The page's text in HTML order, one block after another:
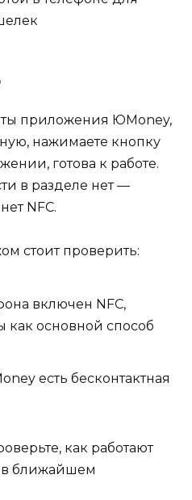
приложения ЮMoney,
нажимаете кнопку
готова к работе.
в разделе нет —
NFC.
стоит проверить:
включен NFС,
основной способ
есть бесконтактная
как работают
ближайшем